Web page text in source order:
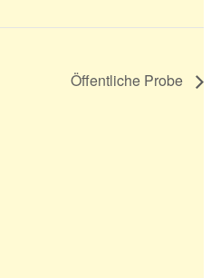
Öffentliche Probe